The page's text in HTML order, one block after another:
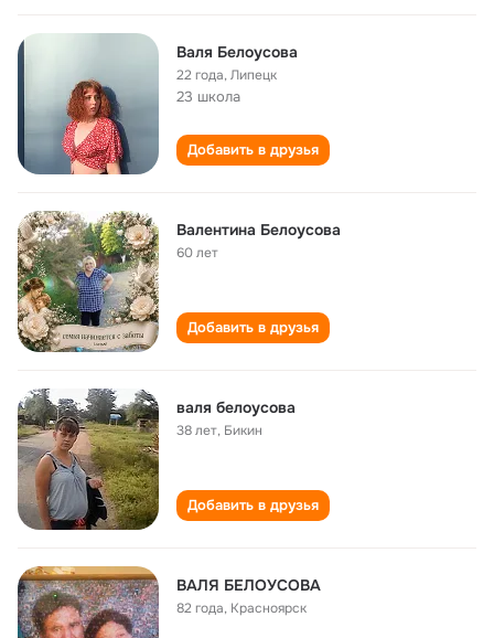
Валя Белоусова
22 года,Липецк
23 школа
Добавить в друзья
Валентина Белоусова
60 лет
Добавить в друзья
валя белоусова
38 лет, Бикин
Добавить в друзья
ВАЛЯ БЕЛОУСОВА
82 года, Красноярск